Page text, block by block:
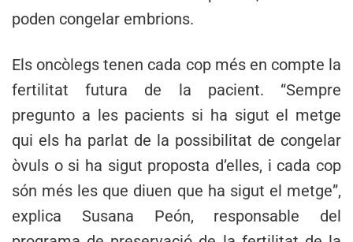
poden congelar embrions.
Els oncòlegs tenen cada cop més en compte la
fertilitat futura de la pacient. “Sempre
pregunto a les pacients si ha sigut el metge
qui els ha parlat de la possibilitat de congelar
òvuls o si ha sigut proposta d’elles, i cada cop
són més les que diuen que ha sigut el metge”,
explica Susana Peón, responsable del